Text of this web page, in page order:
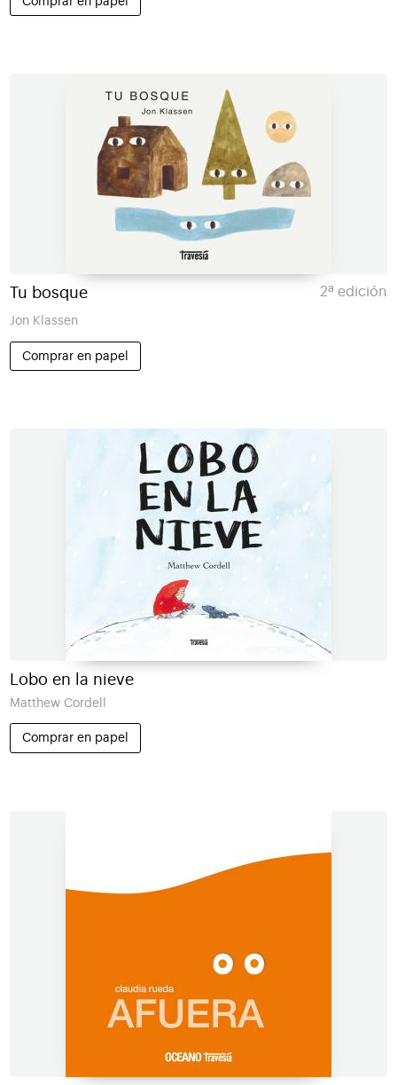
Tu bosque 2ª edición
Jon Klassen
Comprar en papel
Lobo en la nieve
Matthew Cordell
Comprar en papel